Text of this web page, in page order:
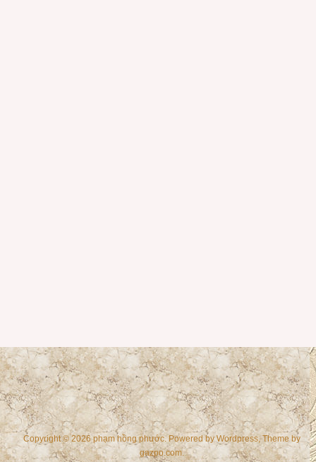
Copyright © 2026 phạm hồng phước. Powered byWordpress, Theme by
gazpo.com.